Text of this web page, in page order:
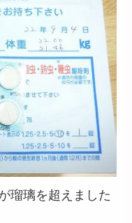
瑠璃を超えました